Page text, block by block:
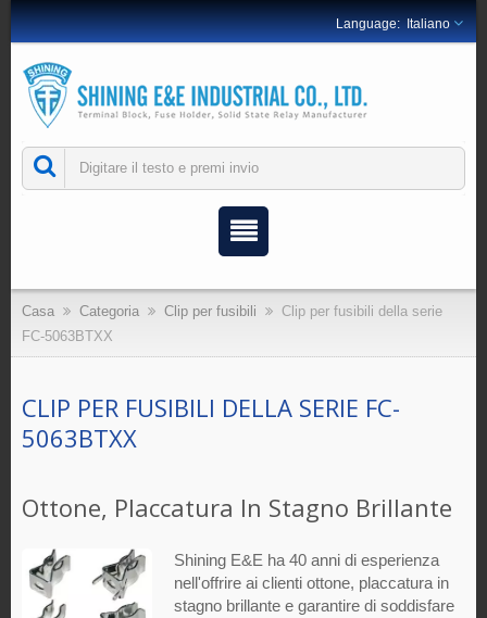
Italiano
Casa Categoria Clip per fusibili
Clip per fusibili della serie
FC-5063BTXX
CLIP PER FUSIBILI DELLA SERIE FC-
5063BTXX
Ottone, Placcatura In Stagno Brillante
Shining E&E ha 40 anni di esperienza
nell'offrire ai clienti ottone, placcatura in
stagno brillante e garantire di soddisfare